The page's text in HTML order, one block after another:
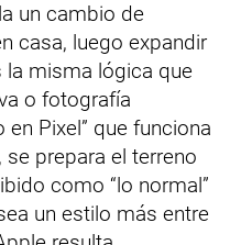
un cambio de
casa, luego expandir
misma lógica que
o fotografía
Pixel” que funciona
se prepara el terreno
como “lo normal”
un estilo más entre